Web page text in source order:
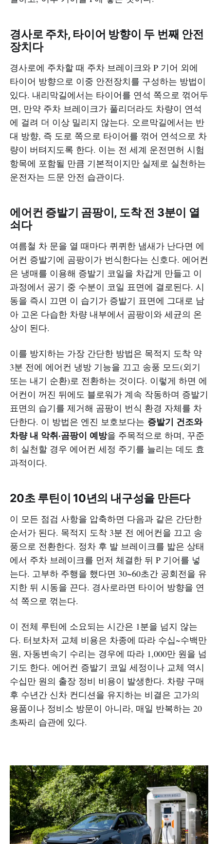
경사로 주차, 타이어 방향이 두 번째 안전
장치다
경사로에 주차할 때 주차 브레이크와 P 기어 외에
타이어 방향으로 이중 안전장치를 구성하는 방법이
있다. 내리막길에서는 타이어를 연석 쪽으로 꺾어두
면, 만약 주차 브레이크가 풀리더라도 차량이 연석
에 걸려 더 이상 밀리지 않는다. 오르막길에서는 반
대 방향, 즉 도로 쪽으로 타이어를 꺾어 연석으로 차
량이 버텨지도록 한다. 이는 전 세계 운전면허 시험
항목에 포함될 만큼 기본적이지만 실제로 실천하는
운전자는 드문 안전 습관이다.
에어컨 증발기 곰팡이, 도착 전 3분이 열
쇠다
여름철 차 문을 열 때마다 퀴퀴한 냄새가 난다면 에
어컨 증발기에 곰팡이가 번식한다는 신호다. 에어컨
은 냉매를 이용해 증발기 코일을 차갑게 만들고 이
과정에서 공기 중 수분이 코일 표면에 결로된다. 시
동을 즉시 끄면 이 습기가 증발기 표면에 그대로 남
아 고온 다습한 차량 내부에서 곰팡이와 세균의 온
상이 된다.
이를 방지하는 가장 간단한 방법은 목적지 도착 약
3분 전에 에어컨 냉방 기능을 끄고 송풍 모드(외기
또는 내기 순환)로 전환하는 것이다. 이렇게 하면 에
어컨이 꺼진 뒤에도 블로워가 계속 작동하며 증발기
표면의 습기를 제거해 곰팡이 번식 환경 자체를 차
단한다. 이 방법은 엔진 보호보다는 증발기 건조와
차량 내 악취·곰팡이 예방을 주목적으로 하며, 꾸준
히 실천할 경우 에어컨 세정 주기를 늘리는 데도 효
과적이다.
20초 루틴이 10년의 내구성을 만든다
이 모든 점검 사항을 압축하면 다음과 같은 간단한
순서가 된다. 목적지 도착 3분 전 에어컨을 끄고 송
풍으로 전환한다. 정차 후 발 브레이크를 밟은 상태
에서 주차 브레이크를 먼저 체결한 뒤 P 기어를 넣
는다. 고부하 주행을 했다면 30~60초간 공회전을 유
지한 뒤 시동을 끈다. 경사로라면 타이어 방향을 연
석 쪽으로 꺾는다.
이 전체 루틴에 소요되는 시간은 1분을 넘지 않는
다. 터보차저 교체 비용은 차종에 따라 수십~수백만
원, 자동변속기 수리는 경우에 따라 1,000만 원을 넘
기도 한다. 에어컨 증발기 코일 세정이나 교체 역시
수십만 원의 출장 정비 비용이 발생한다. 차량 구매
후 수년간 신차 컨디션을 유지하는 비결은 고가의
용품이나 정비소 방문이 아니라, 매일 반복하는 20
초짜리 습관에 있다.